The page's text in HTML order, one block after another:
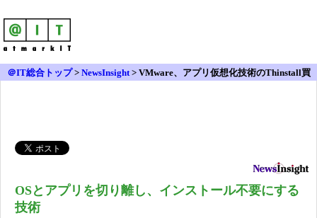
＠IT総合トップ> NewsInsight> VMware、アプリ仮想化技術のThinstall買
OSとアプリを切り離し、インストール不要にする
技術